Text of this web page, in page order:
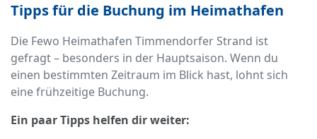
Tipps für die Buchung im Heimathafen
Die Fewo Heimathafen Timmendorfer Strand ist
gefragt – besonders in der Hauptsaison. Wenn du
einen bestimmten Zeitraum im Blick hast, lohnt sich
eine frühzeitige Buchung.
Ein paar Tipps helfen dir weiter: